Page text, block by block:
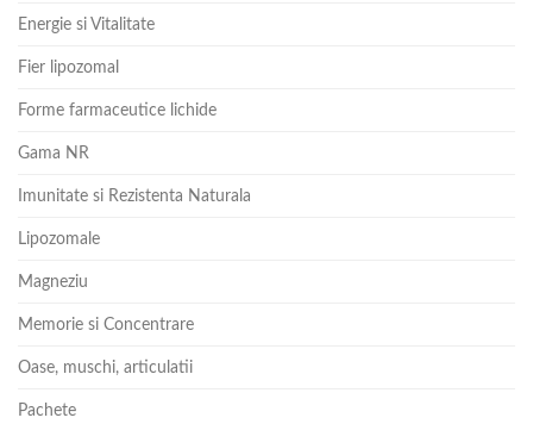
Energie si Vitalitate
Fier lipozomal
Forme farmaceutice lichide
Gama NR
Imunitate si Rezistenta Naturala
Lipozomale
Magneziu
Memorie si Concentrare
Oase, muschi, articulatii
Pachete